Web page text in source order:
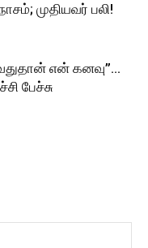
முதியவர் பலி!
என் கனவு”…
பேச்சு